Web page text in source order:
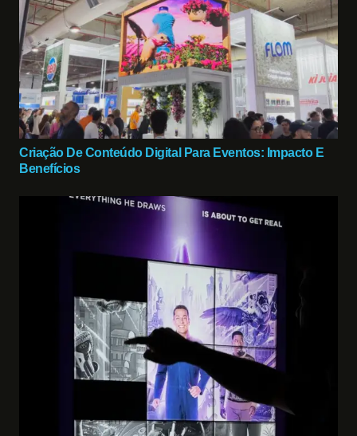
Criação De Conteúdo Digital Para Eventos: Impacto E
Benefícios